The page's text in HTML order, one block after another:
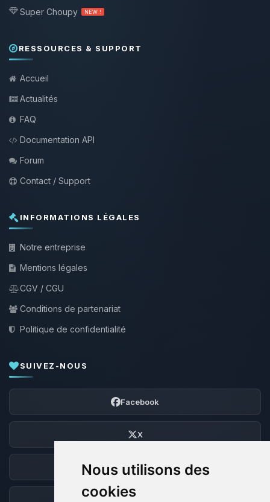
Nous utilisons des
cookies
Super Choupy NEW !
RESSOURCES & SUPPORT
Accueil
Actualités
FAQ
Documentation API
Forum
Contact / Support
INFORMATIONS LÉGALES
Notre entreprise
Mentions légales
CGV / CGU
Conditions de partenariat
Politique de confidentialité
SUIVEZ-NOUS
Facebook
X
Discord
Forum